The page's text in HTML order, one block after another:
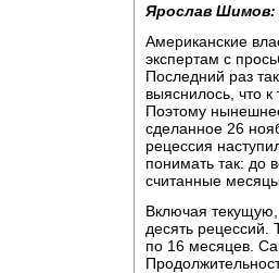
Ярослав Шимов:
Американские
экспертам с
Последний раз
выяснилось, что
Поэтому
сделанное 26
рецессия
понимать так: до
считанные
Включая
десять рецессий.
по 16 месяцев.